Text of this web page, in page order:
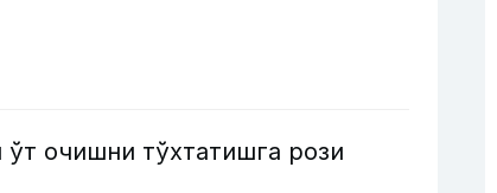
очишни тўхтатишга рози